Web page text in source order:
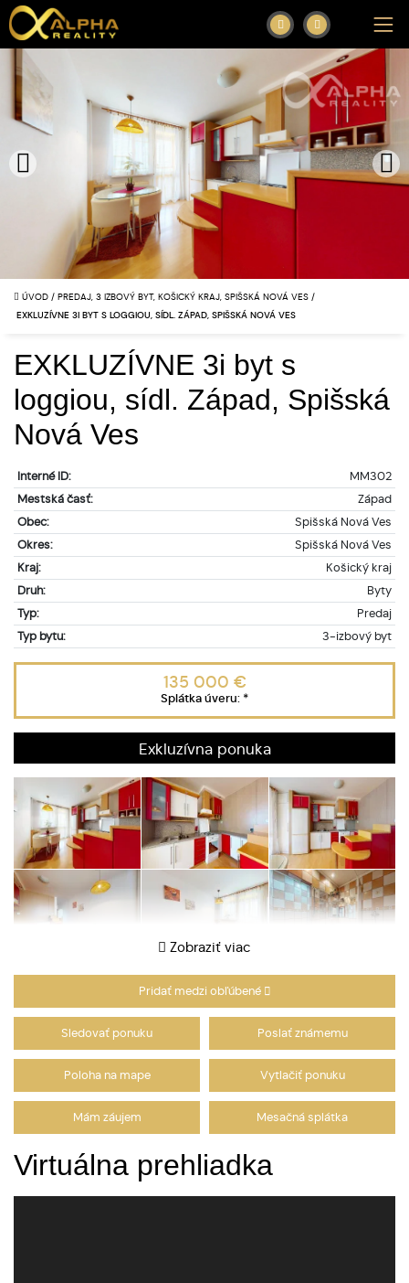
ÚVOD / PREDAJ, 3 IZBOVÝ BYT, KOŠICKÝ KRAJ, SPIŠSKÁ NOVÁ VES /
EXKLUZÍVNE 3I BYT S LOGGIOU, SÍDL. ZÁPAD, SPIŠSKÁ NOVÁ VES
EXKLUZÍVNE 3i byt s
loggiou, sídl. Západ, Spišská
Nová Ves
Interné ID:
MM302
Mestská časť:
Západ
Obec:
Spišská Nová Ves
Okres:
Spišská Nová Ves
Kraj:
Košický kraj
Druh:
Byty
Typ:
Predaj
Typ bytu:
3-izbový byt
135 000 €
Splátka úveru: *
Exkluzívna ponuka
Zobraziť viac
Pridať medzi obľúbené
Sledovať ponuku Poslať známemu
Poloha na mape Vytlačiť ponuku
Mám záujem Mesačná splátka
Virtuálna prehliadka